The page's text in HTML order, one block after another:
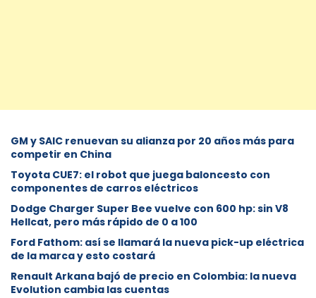
GM y SAIC renuevan su alianza por 20 años más para
competir en China
Toyota CUE7: el robot que juega baloncesto con
componentes de carros eléctricos
Dodge Charger Super Bee vuelve con 600 hp: sin V8
Hellcat, pero más rápido de 0 a 100
Ford Fathom: así se llamará la nueva pick-up eléctrica
de la marca y esto costará
Renault Arkana bajó de precio en Colombia: la nueva
Evolution cambia las cuentas